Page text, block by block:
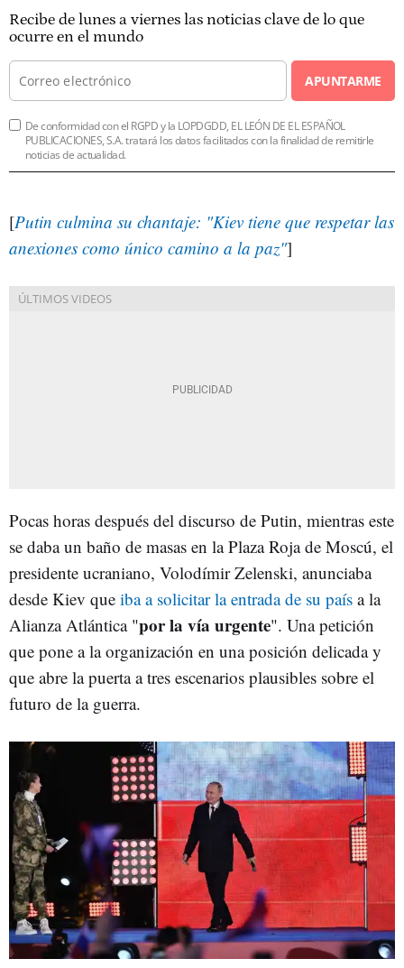
Recibe de lunes a viernes las noticias clave de lo que
ocurre en el mundo
APUNTARME
De conformidad con el RGPD y la LOPDGDD, EL LEÓN DE EL ESPAÑOL
PUBLICACIONES, S.A. tratará los datos facilitados con la finalidad de remitirle
noticias de actualidad.
[Putin culmina su chantaje: "Kiev tiene que respetar las
anexiones como único camino a la paz"]
Pocas horas después del discurso de Putin, mientras este
se daba un baño de masas en la Plaza Roja de Moscú, el
presidente ucraniano, Volodímir Zelenski, anunciaba
desde Kiev que iba a solicitar la entrada de su país a la
Alianza Atlántica "por la vía urgente". Una petición
que pone a la organización en una posición delicada y
que abre la puerta a tres escenarios plausibles sobre el
futuro de la guerra.